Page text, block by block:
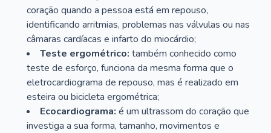
coração quando a pessoa está em repouso,
identificando arritmias, problemas nas válvulas ou nas
câmaras cardíacas e infarto do miocárdio;
Teste ergométrico: também conhecido como
teste de esforço, funciona da mesma forma que o
eletrocardiograma de repouso, mas é realizado em
esteira ou bicicleta ergométrica;
Ecocardiograma: é um ultrassom do coração que
investiga a sua forma, tamanho, movimentos e